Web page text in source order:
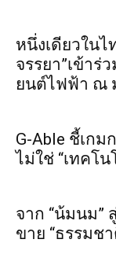
หนึ่งเดียวใน
จรรยา”เข้า
ยนต์ไฟฟ้า ณ
G-Able ชี้เก
ไม่ใช่ “เทคโน
จาก “น้มนม”
ขาย “ธรรม